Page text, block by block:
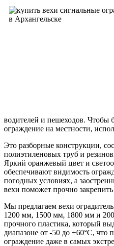
водителей и пешеходов. Чтобы
ограждение на местности,
Это разборные конструкции,
полиэтиленовых труб и
Яркий оранжевый цвет и
обеспечивают видимость
погодных условиях, а
вехи поможет прочно закрепить
Мы предлагаем вехи
1200 мм, 1500 мм, 1800 мм и
прочного пластика, который
диапазоне от -50 до +60°C, что
ограждение даже в самых